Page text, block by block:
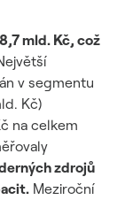
mld. Kč, což
v segmentu
Kč)
na celkem
zdrojů
Meziroční